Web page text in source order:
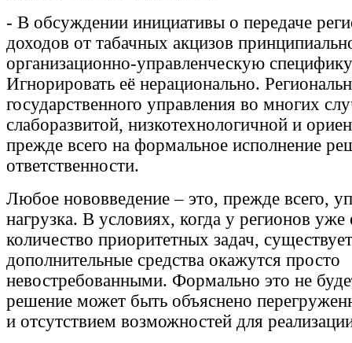
- В обсуждении инициативы о передаче
доходов от табачных акцизов
организационно-управленческую
Игнорировать её нерационально.
государственного управления во многих
слаборазвитой, низкотехнологичной и
прежде всего на формальное исполнение
ответственности.
Любое нововведение – это, прежде всего,
нагрузка. В условиях, когда у регионов уже
количество приоритетных задач,
дополнительные средства окажутся просто
невостребованными. Формально это не
решение может быть объяснено
и отсутствием возможностей для